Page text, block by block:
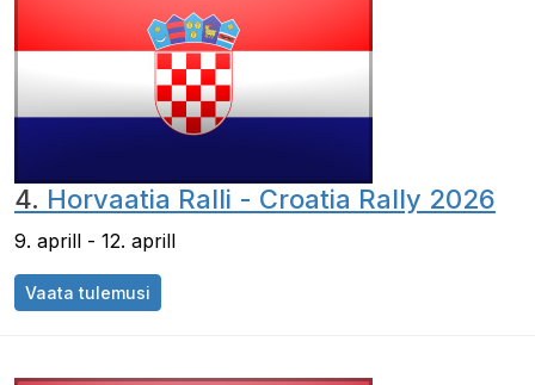
4. Horvaatia Ralli - Croatia Rally 2026
9. aprill - 12. aprill
Vaata tulemusi